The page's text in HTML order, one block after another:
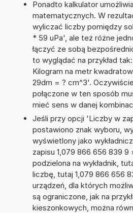
Ponadto kalkulator
matematycznych. W
wyliczać liczby pomiędzy
* 59 uPa', ale też różne
łączyć ze sobą
to wyglądać na przykład
Kilogram na metr
29dm = ? cm^3'.
połączone w ten sposób
mieć sens w danej
Jeśli przy opcji 'Liczby w
postawiono znak wyboru,
wyświetlony jako
zapisu 1,079 866 656 839 9
podzielona na wykładnik,
liczbę, tutaj 1,079 866 656
urządzeń, dla których
są ograniczone, jak na
kieszonkowych, można